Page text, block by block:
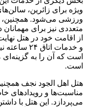
ویژه برای زائرین،
ورزشی می‌شود. همچنین،
متعددی نیز برای
از اقامت خود در هتل
و خدمات اتاق ۲۴ ساعته
است که آن را به
است.
هتل اهل الجود نجف
مناسبت‌ها و رویدادهای
می‌پردازد. این هتل با